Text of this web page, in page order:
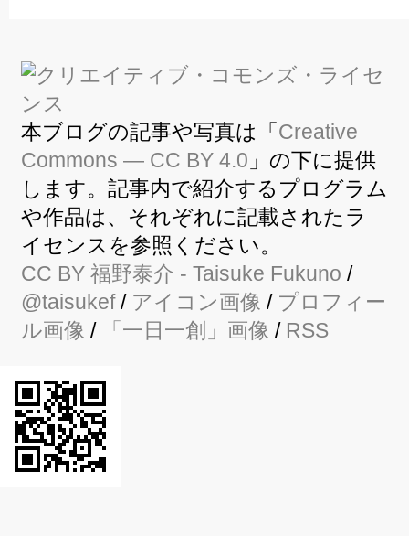
本ブログの記事や写真は「 Creative
Commons — CC BY 4.0 」の下に提供
します。記事内で紹介するプログラム
や作品は、それぞれに記載されたラ
イセンスを参照ください。
CC BY 福野泰介 - Taisuke Fukuno /
@taisukef/ アイコン画像 / プロフィー
ル画像 / 「一日一創」画像 / RSS